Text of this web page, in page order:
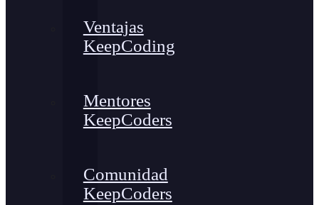
Ventajas
KeepCoding
Mentores
KeepCoders
Comunidad
KeepCoders